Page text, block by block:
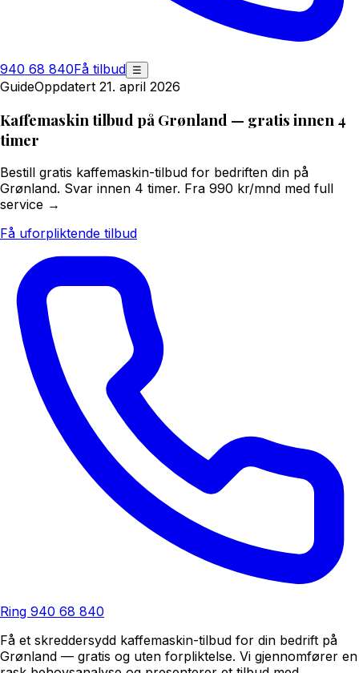
940 68 840Få tilbud ☰
GuideOppdatert 21. april 2026
Kaffemaskin tilbud på Grønland — gratis innen 4
timer
Bestill gratis kaffemaskin-tilbud for bedriften din på
Grønland. Svar innen 4 timer. Fra 990 kr/mnd med full
service →
Få uforpliktende tilbud
Ring 940 68 840
Få et skreddersydd kaffemaskin-tilbud for din bedrift på
Grønland — gratis og uten forpliktelse. Vi gjennomfører en